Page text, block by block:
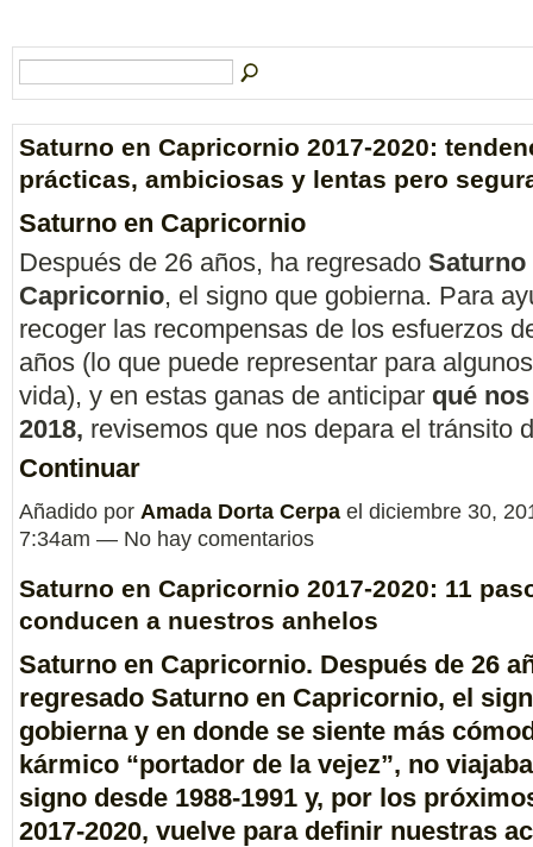
Saturno en Capricornio 2017-2020:
prácticas, ambiciosas y lentas pero
Saturno en Capricornio
Después de 26 años, ha regresado Saturno
Capricornio, el signo que gobierna. Para
recoger las recompensas de los esfuerzos
años (lo que puede representar para
vida), y en estas ganas de anticipar qué
2018, revisemos que nos depara el tránsito
Continuar
Añadido por Amada Dorta Cerpa el diciembre 30,
7:34am — No hay comentarios
Saturno en Capricornio 2017-2020: 11
conducen a nuestros anhelos
Saturno en Capricornio. Después de 26
regresado Saturno en Capricornio, el
gobierna y en donde se siente más
kármico “portador de la vejez”, no
signo desde 1988-1991 y, por los
2017-2020, vuelve para definir nuestras